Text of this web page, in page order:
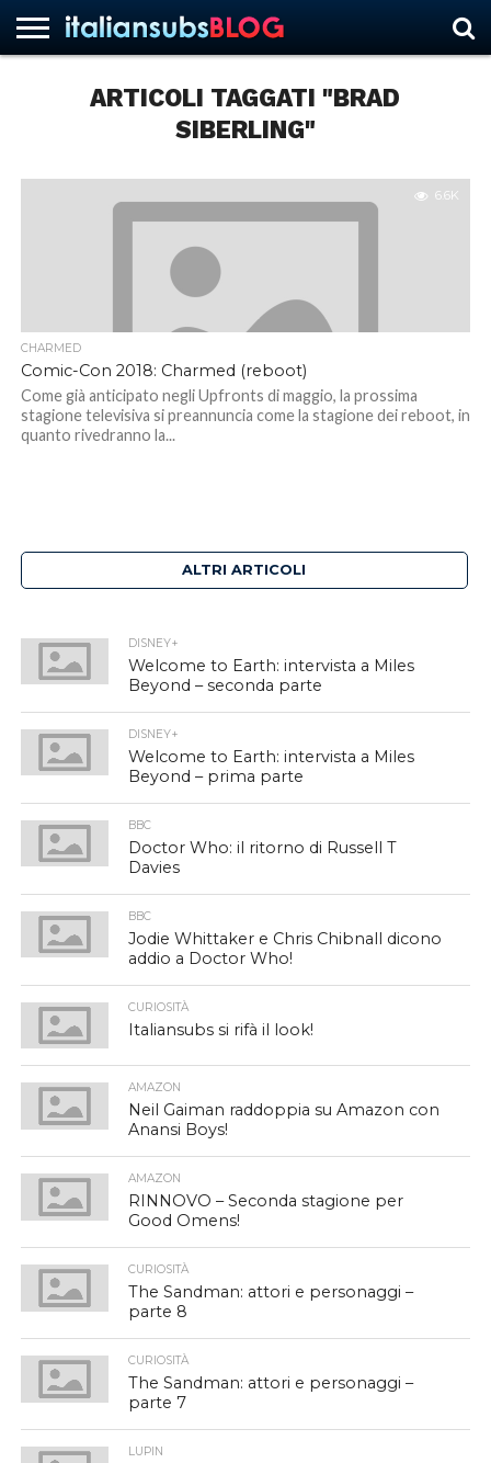
ARTICOLI TAGGATI "BRAD
SIBERLING"
6.6K
CHARMED
Comic-Con 2018: Charmed (reboot)
Come già anticipato negli Upfronts di maggio, la prossima
stagione televisiva si preannuncia come la stagione dei reboot, in
quanto rivedranno la...
ALTRI ARTICOLI
DISNEY+
Welcome to Earth: intervista a Miles
Beyond – seconda parte
DISNEY+
Welcome to Earth: intervista a Miles
Beyond – prima parte
BBC
Doctor Who: il ritorno di Russell T
Davies
BBC
Jodie Whittaker e Chris Chibnall dicono
addio a Doctor Who!
CURIOSITÀ
Italiansubs si rifà il look!
AMAZON
Neil Gaiman raddoppia su Amazon con
Anansi Boys!
AMAZON
RINNOVO – Seconda stagione per
Good Omens!
CURIOSITÀ
The Sandman: attori e personaggi –
parte 8
CURIOSITÀ
The Sandman: attori e personaggi –
parte 7
LUPIN